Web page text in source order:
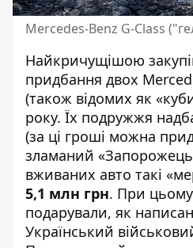
Mercedes-Benz G-Class
Найкричущішою
придбання двох
(також відомих як
року. Їх подружжя
(за ці гроші можна
зламаний
вживаних авто такі
5,1 млн грн. При цьому
подарували, як
Український